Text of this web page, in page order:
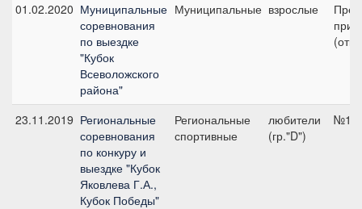
01.02.2020 Муниципальные
соревнования
по выездке
"Кубок
Всеволожского
района"
Муниципальные взрослые
23.11.2019 Региональные
соревнования
по конкуру и
выездке "Кубок
Яковлева Г.А.,
Кубок Победы"
Региональные
спортивные
любители
(гр."D")
№1,